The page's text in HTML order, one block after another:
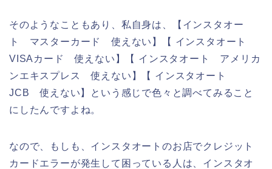
そのようなこともあり、私自身は、【インスタオー
ト マスターカード 使えない】【 インスタオート
VISAカード 使えない】【 インスタオート アメリカ
ンエキスプレス 使えない】【 インスタオート
JCB 使えない】という感じで色々と調べてみること
にしたんですよね。
なので、もしも、インスタオートのお店でクレジット
カードエラーが発生して困っている人は、インスタオ